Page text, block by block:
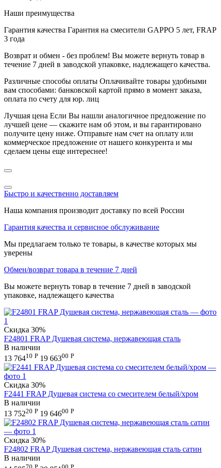
Наши преимущества
Гарантия качества Гарантия на смесители GAPPO 5 лет, FRAP
3 года
Возврат и обмен - без проблем! Вы можете вернуть товар в
течение 7 дней в заводской упаковке, надлежащего качества.
Различные способы оплаты Оплачивайте товары удобными
вам способами: банковской картой прямо в момент заказа,
оплата по счету для юр. лиц
Лучшая цена Если Вы нашли аналогичное предложение по
лучшей цене — скажите нам об этом, и вы гарантировано
получите цену ниже. Отправьте нам счет на оплату или
коммерческое предложение от нашего конкурента и мы
сделаем цены еще интереснее!
Быстро и качественно доставляем
Наша компания производит доставку по всей России
Гарантия качества и сервисное обслуживание
Мы предлагаем только те товары, в качестве которых мы
уверены
Обмен/возврат товара в течение 7 дней
Вы можете вернуть товар в течение 7 дней в заводской
упаковке, надлежащего качества
Скидка 30%
F24801 FRAP Душевая система, нержавеющая сталь
В наличии
13 76410 Р 19 66300 Р
Скидка 30%
F2441 FRAP Душевая система со смесителем белый/хром
В наличии
13 75220 Р 19 64600 Р
Скидка 30%
F24802 FRAP Душевая система, нержавеющая сталь сатин
В наличии
70 Р 00 Р